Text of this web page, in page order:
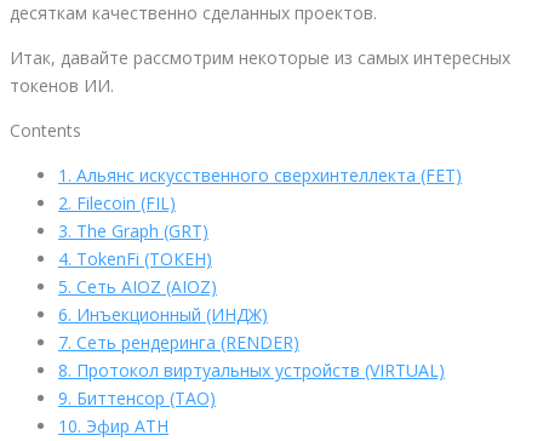
десяткам качественно сделанных проектов.
Итак, давайте рассмотрим некоторые из самых интересных
токенов ИИ.
Contents
1. Альянс искусственного сверхинтеллекта (FET)
2. Filecoin (FIL)
3. The Graph (GRT)
4. TokenFi (ТОКЕН)
5. Сеть AIOZ (AIOZ)
6. Инъекционный (ИНДЖ)
7. Сеть рендеринга (RENDER)
8. Протокол виртуальных устройств (VIRTUAL)
9. Биттенсор (TAO)
10. Эфир ATH